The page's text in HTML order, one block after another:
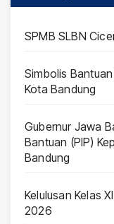
SPMB SLBN
Simbolis
Kota Bandung
Gubernur Jawa
Bantuan (PIP)
Bandung
Kelulusan Kelas
2026